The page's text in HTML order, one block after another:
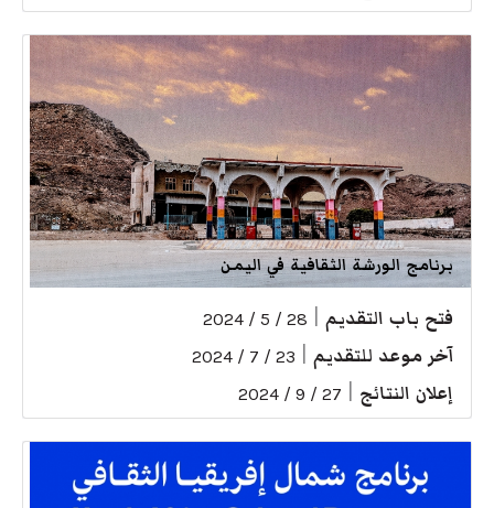
برنامج الورشة الثقافية في اليمن
فتح باب التقديم 28 / 5 / 2024
آخر موعد للتقديم 23 / 7 / 2024
إعلان النتائج 27 / 9 / 2024